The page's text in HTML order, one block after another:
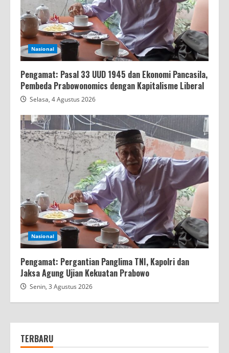
Nasional
Pengamat: Pasal 33 UUD 1945 dan Ekonomi Pancasila,
Pembeda Prabowonomics dengan Kapitalisme Liberal
Selasa, 4 Agustus 2026
Nasional
Pengamat: Pergantian Panglima TNI, Kapolri dan
Jaksa Agung Ujian Kekuatan Prabowo
Senin, 3 Agustus 2026
TERBARU